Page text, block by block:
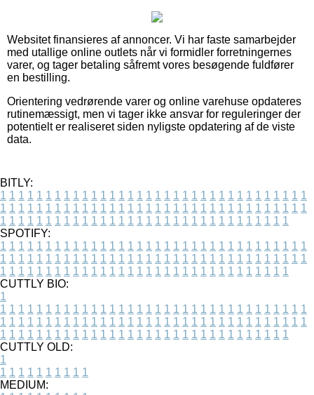
Websitet finansieres af annoncer. Vi har faste samarbejder
med utallige online outlets når vi formidler forretningernes
varer, og tager betaling såfremt vores besøgende fuldfører
en bestilling.
Orientering vedrørende varer og online varehuse opdateres
rutinemæssigt, men vi tager ikke ansvar for reguleringer der
potentielt er realiseret siden nyligste opdatering af de viste
data.
BITLY:
1 1 1 1 1 1 1 1 1 1 1 1 1 1 1 1 1 1 1 1 1 1 1 1 1 1 1 1 1 1 1 1 1 1
1 1 1 1 1 1 1 1 1 1 1 1 1 1 1 1 1 1 1 1 1 1 1 1 1 1 1 1 1 1 1 1 1 1
1 1 1 1 1 1 1 1 1 1 1 1 1 1 1 1 1 1 1 1 1 1 1 1 1 1 1 1 1 1 1 1
SPOTIFY:
1 1 1 1 1 1 1 1 1 1 1 1 1 1 1 1 1 1 1 1 1 1 1 1 1 1 1 1 1 1 1 1 1 1
1 1 1 1 1 1 1 1 1 1 1 1 1 1 1 1 1 1 1 1 1 1 1 1 1 1 1 1 1 1 1 1 1 1
1 1 1 1 1 1 1 1 1 1 1 1 1 1 1 1 1 1 1 1 1 1 1 1 1 1 1 1 1 1 1 1
CUTTLY BIO:
1
1 1 1 1 1 1 1 1 1 1 1 1 1 1 1 1 1 1 1 1 1 1 1 1 1 1 1 1 1 1 1 1 1 1
1 1 1 1 1 1 1 1 1 1 1 1 1 1 1 1 1 1 1 1 1 1 1 1 1 1 1 1 1 1 1 1 1 1
1 1 1 1 1 1 1 1 1 1 1 1 1 1 1 1 1 1 1 1 1 1 1 1 1 1 1 1 1 1 1 1
CUTTLY OLD:
1
1 1 1 1 1 1 1 1 1 1
MEDIUM: